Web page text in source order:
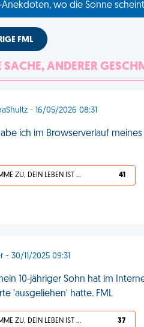
wo die Sonne
FML
SACHE, ANDERER
- 16/05/2026 08:31
ich im Browserverlauf
ICH STIMME ZU, DEIN LEBEN IST SCHEISSE 41
- 30/11/2025 09:31
10-jähriger Sohn hat im
'ausgeliehen' hatte. FML
ICH STIMME ZU, DEIN LEBEN IST SCHEISSE 37